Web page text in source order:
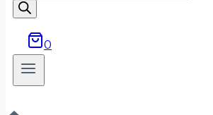
товаров
0